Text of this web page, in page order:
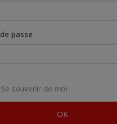
passe
Se souvenir de moi